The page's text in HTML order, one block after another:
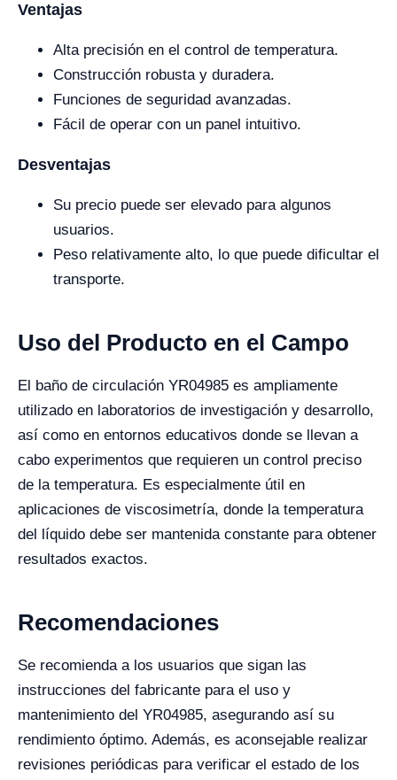
Ventajas
Alta precisión en el control de temperatura.
Construcción robusta y duradera.
Funciones de seguridad avanzadas.
Fácil de operar con un panel intuitivo.
Desventajas
Su precio puede ser elevado para algunos
usuarios.
Peso relativamente alto, lo que puede dificultar el
transporte.
Uso del Producto en el Campo
El baño de circulación YR04985 es ampliamente
utilizado en laboratorios de investigación y desarrollo,
así como en entornos educativos donde se llevan a
cabo experimentos que requieren un control preciso
de la temperatura. Es especialmente útil en
aplicaciones de viscosimetría, donde la temperatura
del líquido debe ser mantenida constante para obtener
resultados exactos.
Recomendaciones
Se recomienda a los usuarios que sigan las
instrucciones del fabricante para el uso y
mantenimiento del YR04985, asegurando así su
rendimiento óptimo. Además, es aconsejable realizar
revisiones periódicas para verificar el estado de los